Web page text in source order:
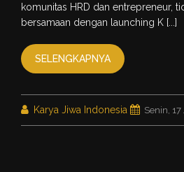
komunitas HRD dan entrepreneur,
bersamaan dengan launching K [...]
SELENGKAPNYA
Karya Jiwa Indonesia Senin,